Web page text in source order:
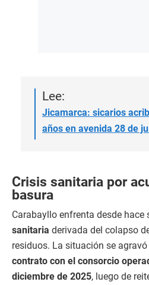
Lee:
Jicamarca: sicarios
años en avenida 28 de
Crisis sanitaria por
basura
Carabayllo enfrenta desde hace
sanitaria derivada del colapso
residuos. La situación se
contrato con el consorcio
diciembre de 2025, luego de